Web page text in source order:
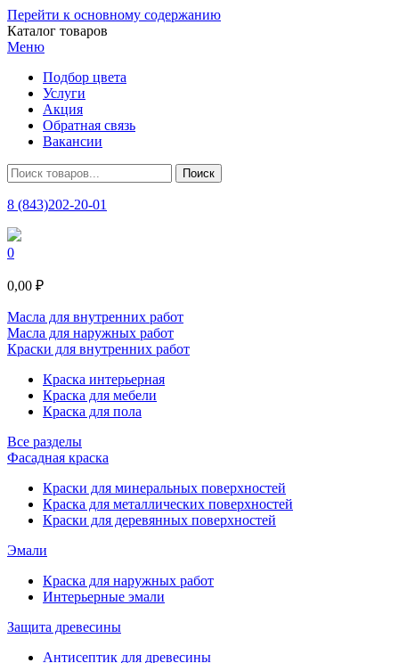
Перейти к основному содержанию
Каталог товаров
Меню
Подбор цвета
Услуги
Акция
Обратная связь
Вакансии
8 (843)202-20-01
0
0,00 ₽
Масла для внутренних работ
Масла для наружных работ
Краски для внутренних работ
Краска интерьерная
Краска для мебели
Краска для пола
Все разделы
Фасадная краска
Краски для минеральных поверхностей
Краска для металлических поверхностей
Краски для деревянных поверхностей
Эмали
Краска для наружных работ
Интерьерные эмали
Защита древесины
Антисептик для древесины